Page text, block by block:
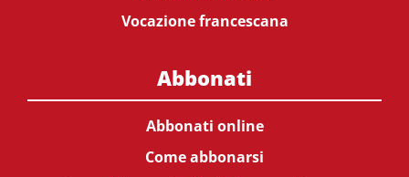
Vocazione francescana
Abbonati
Abbonati online
Come abbonarsi